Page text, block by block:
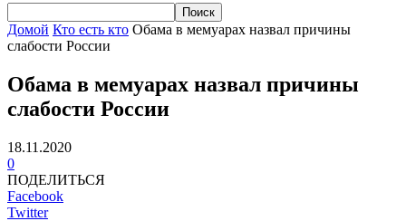
Домой Кто есть кто Обама в мемуарах назвал причины
слабости России
Обама в мемуарах назвал причины
слабости России
18.11.2020
0
ПОДЕЛИТЬСЯ
Facebook
Twitter